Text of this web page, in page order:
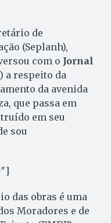
de
(Seplanh),
com o Jornal
a respeito da
da avenida
que passa em
em seu
sou
das obras é uma
Moradores e de